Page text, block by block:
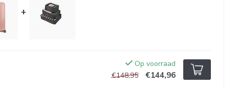
+
Op voorraad
€148,95
€144,96